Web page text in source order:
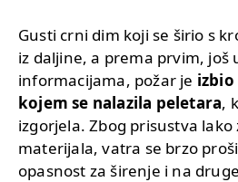
Gusti crni dim koji se širio s
iz daljine, a prema prvim, još
informacijama, požar je
kojem se nalazila peletara,
izgorjela. Zbog prisustva lako
materijala, vatra se brzo
opasnost za širenje i na